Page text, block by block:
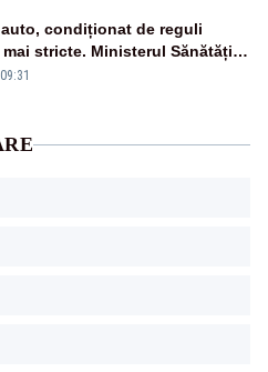
auto, condiționat de reguli
mai stricte. Ministerul Sănătății
majore